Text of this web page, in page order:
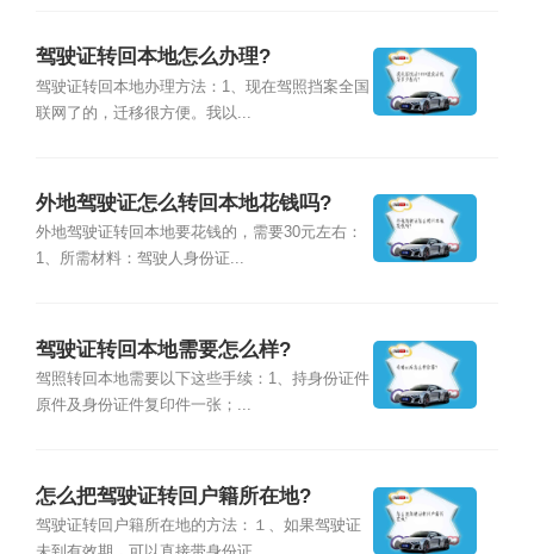
驾驶证转回本地怎么办理?
驾驶证转回本地办理方法：1、现在驾照挡案全国
联网了的，迁移很方便。我以...
外地驾驶证怎么转回本地花钱吗?
外地驾驶证转回本地要花钱的，需要30元左右：
1、所需材料：驾驶人身份证...
驾驶证转回本地需要怎么样?
驾照转回本地需要以下这些手续：1、持身份证件
原件及身份证件复印件一张；...
怎么把驾驶证转回户籍所在地?
驾驶证转回户籍所在地的方法：１、如果驾驶证